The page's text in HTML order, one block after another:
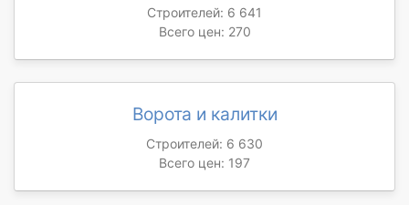
Строителей: 6 641
Всего цен: 270
Ворота и калитки
Строителей: 6 630
Всего цен: 197